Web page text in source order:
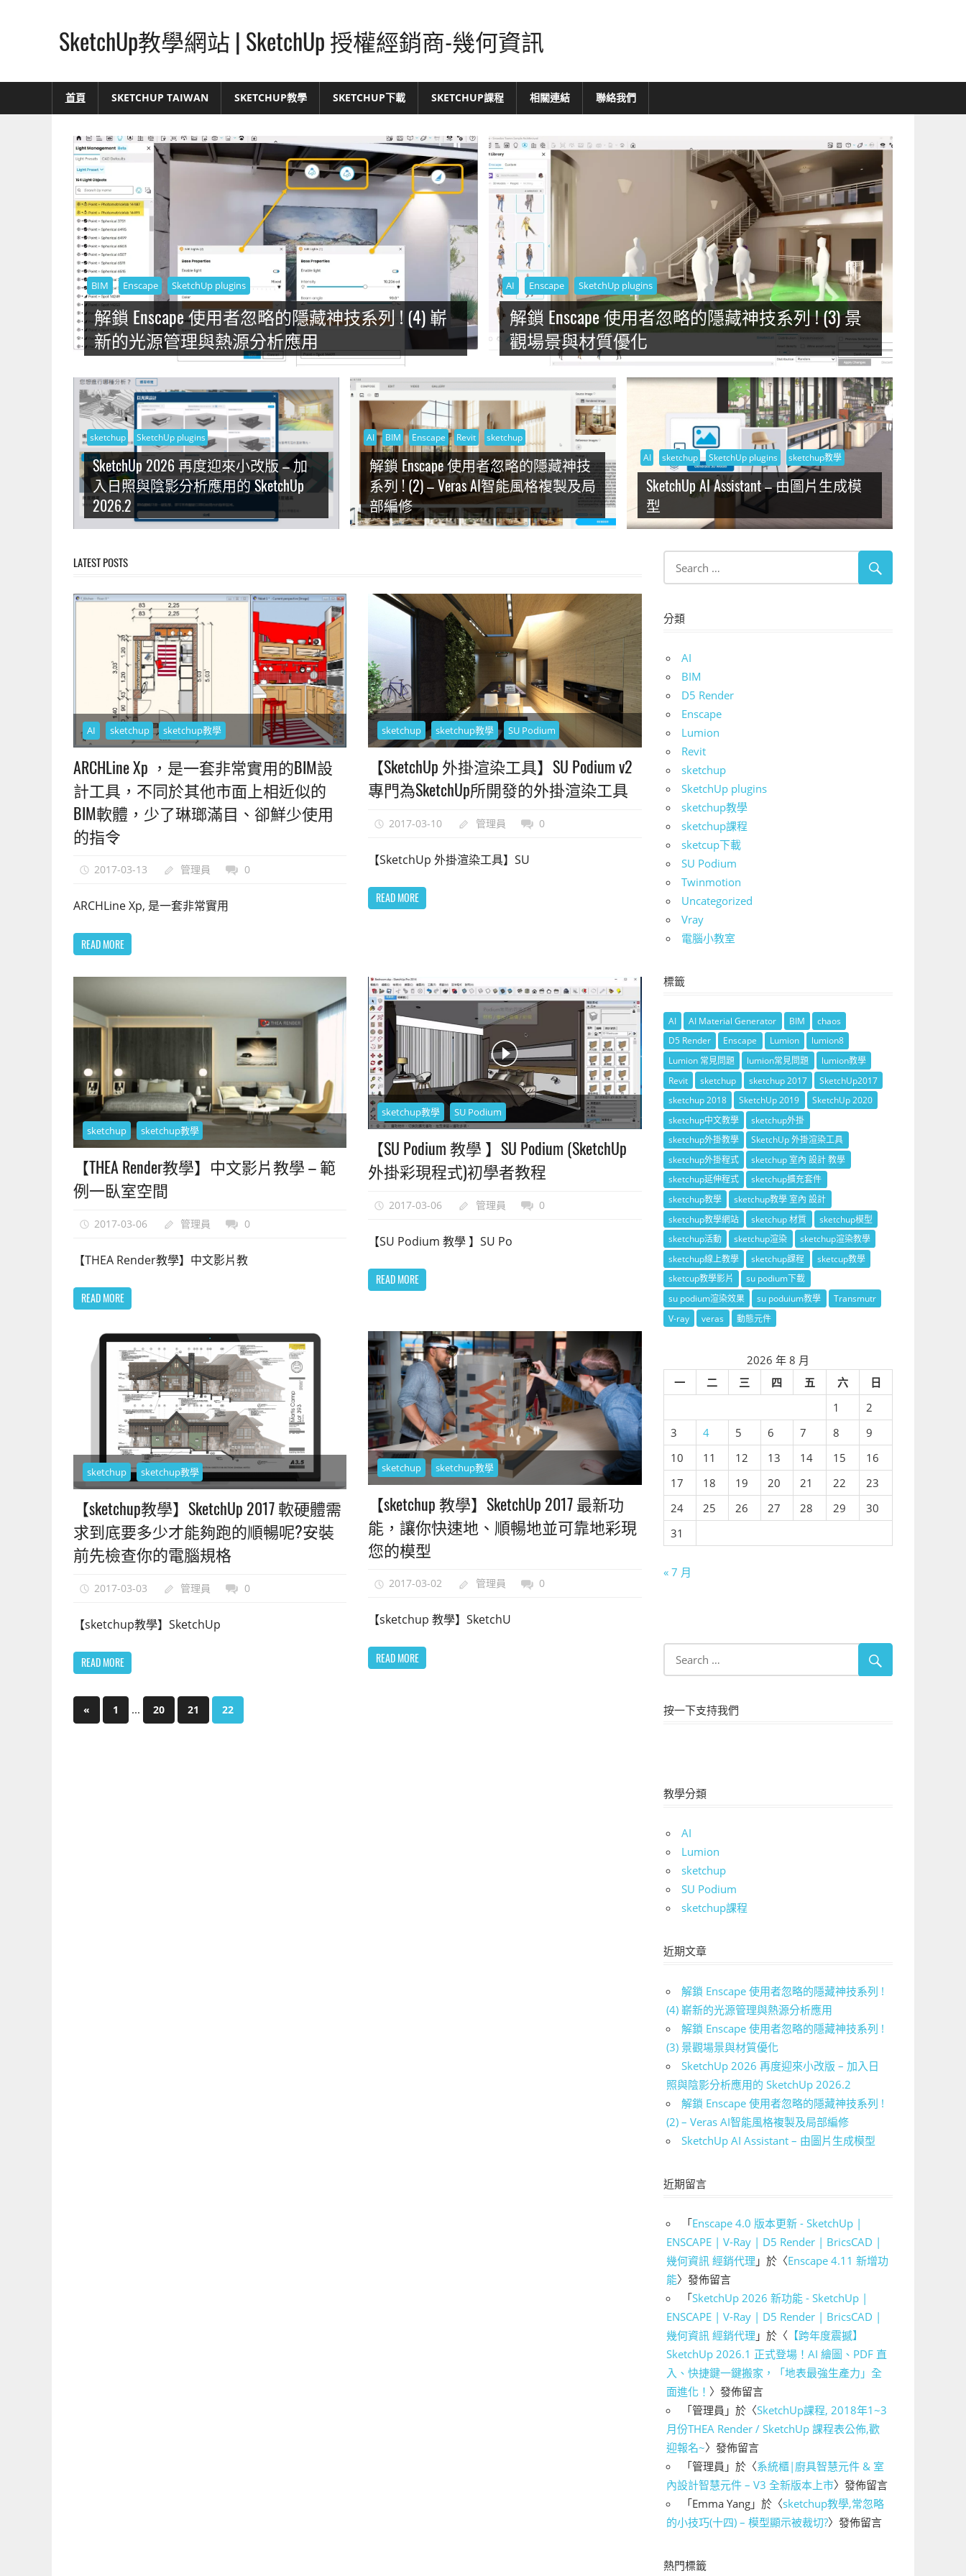
SketchUp教學網站 | SketchUp 授權經銷商-幾何資訊
最
首頁 SKETCHUP TAIWAN SKETCHUP教學 SKETCHUP下載 SKETCHUP課程 相關連結 聯絡我們
BIM Enscape SketchUp plugins
解鎖 Enscape 使用者忽略的隱藏神技系列 ! (4) 嶄
新的光源管理與熱源分析應用
AI Enscape SketchUp plugins
解鎖 Enscape 使用者忽略的隱藏神技系列 ! (3) 景
觀場景與材質優化
sketchup SketchUp plugins
SketchUp 2026 再度迎來小改版 – 加
入日照與陰影分析應用的 SketchUp
2026.2
AI BIM Enscape Revit sketchup
解鎖 Enscape 使用者忽略的隱藏神技
系列 ! (2) – Veras AI智能風格複製及局
部編修
AI sketchup SketchUp plugins sketchup教學
SketchUp AI Assistant – 由圖片生成模
型
LATEST POSTS
AI sketchup sketchup教學
ARCHLine Xp ，是一套非常實用的BIM設
計工具，不同於其他市面上相近似的
BIM軟體，少了琳瑯滿目、卻鮮少使用
的指令
2017-03-13 管理員 0
ARCHLine Xp, 是一套非常實用
READ MORE
sketchup sketchup教學 SU Podium
【SketchUp 外掛渲染工具】SU Podium v2
專門為SketchUp所開發的外掛渲染工具
2017-03-10 管理員 0
【SketchUp 外掛渲染工具】SU
READ MORE
sketchup sketchup教學
【THEA Render教學】中文影片教學 – 範
例一臥室空間
2017-03-06 管理員 0
【THEA Render教學】中文影片教
READ MORE
sketchup教學 SU Podium
【SU Podium 教學 】SU Podium (SketchUp
外掛彩現程式)初學者教程
2017-03-06 管理員 0
【SU Podium 教學 】SU Po
READ MORE
sketchup sketchup教學
【sketchup教學】SketchUp 2017 軟硬體需
求到底要多少才能夠跑的順暢呢?安裝
前先檢查你的電腦規格
2017-03-03 管理員 0
【sketchup教學】SketchUp
READ MORE
sketchup sketchup教學
【sketchup 教學】SketchUp 2017 最新功
能，讓你快速地、順暢地並可靠地彩現
您的模型
2017-03-02 管理員 0
【sketchup 教學】SketchU
READ MORE
文
« Previous
Posts
1 ... 20 21 22
分類
AI
BIM
D5 Render
Enscape
Lumion
Revit
sketchup
SketchUp plugins
sketchup教學
sketchup課程
sketcup下載
SU Podium
Twinmotion
Uncategorized
Vray
電腦小教室
標籤
AI AI Material Generator BIM
chaos
D5 Render
Enscape Lumion
lumion8
Lumion 常見問題
lumion常見問題
lumion教學
Revit
sketchup sketchup 2017
SketchUp2017
sketchup 2018
SketchUp 2019
SketchUp 2020
sketchup中文教學
sketchup外掛
sketchup外掛教學
SketchUp 外掛渲染工具
sketchup外掛程式
sketchup 室內 設計 教學
sketchup延伸程式
sketchup擴充套件
sketchup教學
sketchup教學 室內 設計
sketchup教學網站
sketchup 材質
sketchup模型
sketchup活動
sketchup渲染
sketchup渲染教學
sketchup線上教學
sketchup課程
sketcup教學
sketcup教學影片
su podium下載
su podium渲染效果
su poduium教學
Transmutr
V-ray
veras 動態元件
2026 年 8 月
一
二 三 四 五 六
日
1
2
3
4 5 6 7 8
9
10
11 12 13 14 15
16
17
18 19 20 21 22
23
24
25 26 27 28 29
30
31
« 7 月
按一下支持我們
教學分類
AI
Lumion
sketchup
SU Podium
sketchup課程
近期文章
解鎖 Enscape 使用者忽略的隱藏神技系列 !
(4) 嶄新的光源管理與熱源分析應用
解鎖 Enscape 使用者忽略的隱藏神技系列 !
(3) 景觀場景與材質優化
SketchUp 2026 再度迎來小改版 – 加入日
照與陰影分析應用的 SketchUp 2026.2
解鎖 Enscape 使用者忽略的隱藏神技系列 !
(2) – Veras AI智能風格複製及局部編修
SketchUp AI Assistant – 由圖片生成模型
近期留言
「Enscape 4.0 版本更新 - SketchUp |
ENSCAPE | V-Ray | D5 Render | BricsCAD |
幾何資訊 經銷代理 」於〈Enscape 4.11 新增功
能〉發佈留言
「SketchUp 2026 新功能 - SketchUp |
ENSCAPE | V-Ray | D5 Render | BricsCAD |
幾何資訊 經銷代理 」於〈 【跨年度震撼】
SketchUp 2026.1 正式登場！AI 繪圖、PDF 直
入、快捷鍵一鍵搬家，「地表最強生產力」全
面進化！ 〉發佈留言
「管理員 」於〈SketchUp課程, 2018年1~3
月份THEA Render / SketchUp 課程表公佈,歡
迎報名~〉發佈留言
「管理員 」於〈系統櫃|廚具智慧元件 & 室
內設計智慧元件 – V3 全新版本上市〉發佈留言
「Emma Yang 」於〈sketchup教學,常忽略
的小技巧(十四) – 模型顯示被裁切?〉發佈留言
熱門標籤